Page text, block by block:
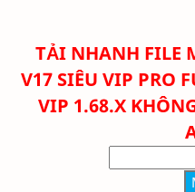
TẢI NHANH FILE
V17 SIÊU VIP PRO
VIP 1.68.X